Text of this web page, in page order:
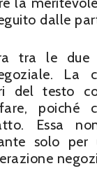
dalle
tra le
La
del testo
Essa
solo